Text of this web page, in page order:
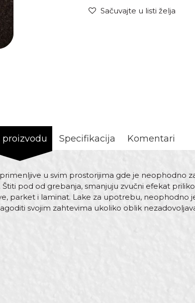
Sačuvajte u listi želja
proizvodu Specifikacija Komentari
u svim prostorijima gde je neophodno
pod od grebanja, smanjuju zvučni efekat
parket i laminat. Lake za upotrebu, neophodno
svojim zahtevima ukoliko oblik